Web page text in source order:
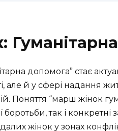
допомога” стає
але й у сфері надання
Поняття “марш жінок
боротьби, так і
жінок у зонах